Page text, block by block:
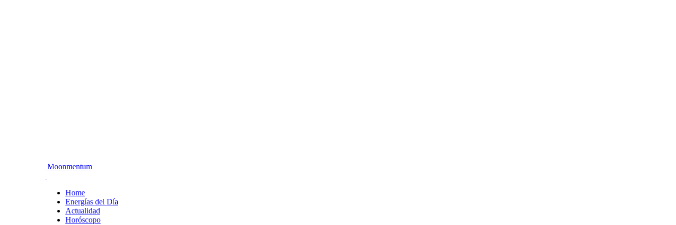
Moonmentum
Home
Energías del Día
Actualidad
Horóscopo